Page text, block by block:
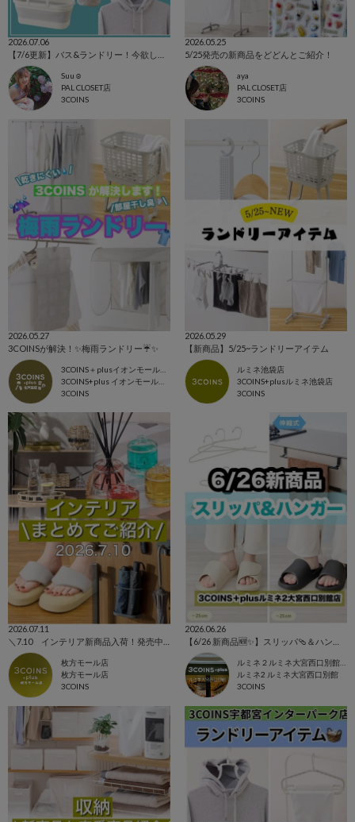
2026.07.06
Suu☺︎
PAL CLOSET店
3COINS
2026.05.25
5/25発売の新商品をどどんとご紹介！
aya
PAL CLOSET店
3COINS
2026.05.27
3COINSが解決！✨梅雨ランドリー☔️✨
3COINS＋plusイオンモール北戸田店
3COINS+plus イオンモール北戸田店
3COINS
2026.05.29
【新商品】5/25~ランドリーアイテム
ルミネ池袋店
3COINS+plusルミネ池袋店
3COINS
2026.07.11
枚方モール店
枚方モール店
3COINS
2026.06.26
ルミネ2 ルミネ大宮西口別館
3COINS